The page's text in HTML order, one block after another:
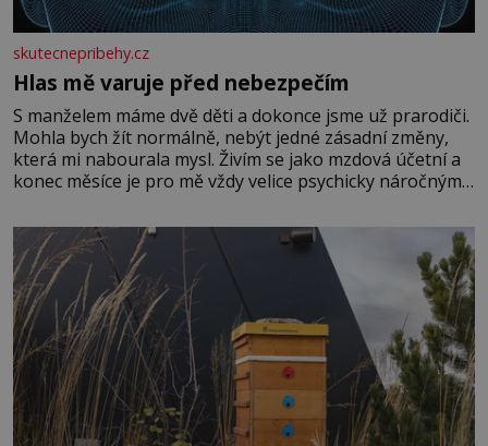
skutecnepribehy.cz
Hlas mě varuje před nebezpečím
S manželem máme dvě děti a dokonce jsme už prarodiči.
Mohla bych žít normálně, nebýt jedné zásadní změny,
která mi nabourala mysl. Živím se jako mzdová účetní a
konec měsíce je pro mě vždy velice psychicky náročným
dál častěji volá o pomoc, co se hlídání týče. Dalo by se